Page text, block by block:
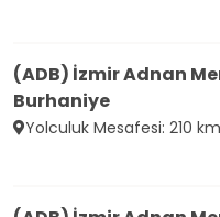
(ADB) İzmir Adnan
Burhaniye
Yolculuk Mesafesi: 210 km